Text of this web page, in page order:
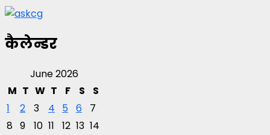
कैलेन्डर
June 2026
M T W T F S
S
1
2 3 4 5 6
7
8 9 10 11 12 13 14